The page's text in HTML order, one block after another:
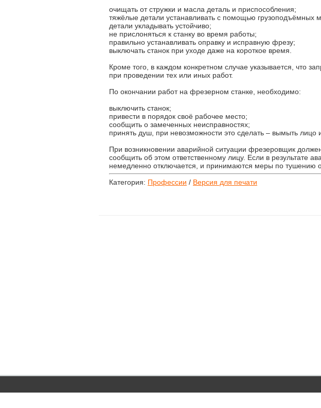
очищать от стружки и масла деталь и приспособления;
тяжёлые детали устанавливать с помощью грузоподъёмных
детали укладывать устойчиво;
не прислоняться к станку во время работы;
правильно устанавливать оправку и исправную фрезу;
выключать станок при уходе даже на короткое время.
Кроме того, в каждом конкретном случае указывается, что
при проведении тех или иных работ.
По окончании работ на фрезерном станке, необходимо:
выключить станок;
привести в порядок своё рабочее место;
сообщить о замеченных неисправностях;
принять душ, при невозможности это сделать – вымыть лицо
При возникновении аварийной ситуации фрезеровщик
сообщить об этом ответственному лицу. Если в результате
немедленно отключается, и принимаются меры по тушению
Категория: Профессии / Версия для печати